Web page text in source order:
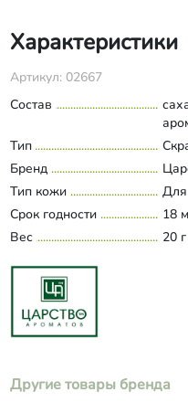
Характеристики
Артикул: 02667
Состав
Тип
Бренд
Тип кожи
Для
Срок годности
18
Вес
20 г
Другие товары бренда